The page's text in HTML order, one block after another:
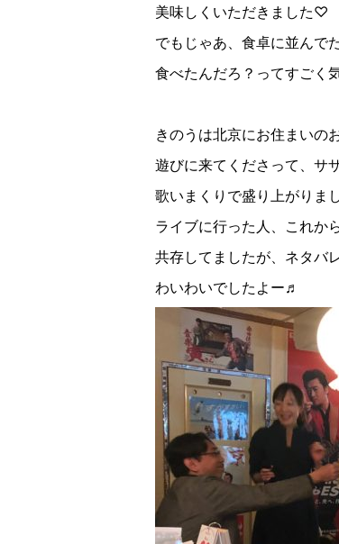
美味しくいただきました♡
でもじゃあ、食卓に並んで
食べたんだろ？ってすごく
きのうは北京にお住まいの
遊びに来てくださって、サ
歌いまくりで盛り上がりま
ライブに行った人、これか
共存してましたが、ネタバ
わいわいでしたよー♬